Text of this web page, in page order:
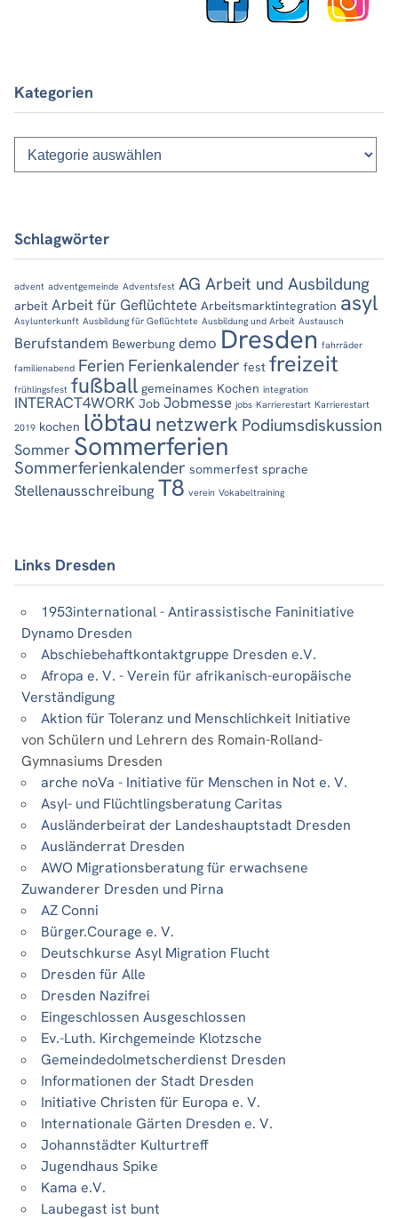
Kategorien
Kategorien
Schlagwörter
advent adventgemeinde Adventsfest AG Arbeit und Ausbildung
arbeit Arbeit für Geflüchtete Arbeitsmarktintegration asyl
Asylunterkunft Ausbildung für Geflüchtete Ausbildung und Arbeit Austausch
Berufstandem Bewerbung demo Dresden fahrräder
familienabend Ferien Ferienkalender fest freizeit
frühlingsfest fußball gemeinames Kochen integration
INTERACT4WORK Job Jobmesse jobs Karrierestart Karrierestart
2019 kochen löbtau netzwerk Podiumsdiskussion
Sommer Sommerferien
Sommerferienkalender sommerfest sprache
Stellenausschreibung T8 verein Vokabeltraining
Links Dresden
1953international - Antirassistische Faninitiative
Dynamo Dresden
Abschiebehaftkontaktgruppe Dresden e.V.
Afropa e. V. - Verein für afrikanisch-europäische
Verständigung
Aktion für Toleranz und Menschlichkeit Initiative
von Schülern und Lehrern des Romain-Rolland-
Gymnasiums Dresden
arche noVa - Initiative für Menschen in Not e. V.
Asyl- und Flüchtlingsberatung Caritas
Ausländerbeirat der Landeshauptstadt Dresden
Ausländerrat Dresden
AWO Migrationsberatung für erwachsene
Zuwanderer Dresden und Pirna
AZ Conni
Bürger.Courage e. V.
Deutschkurse Asyl Migration Flucht
Dresden für Alle
Dresden Nazifrei
Eingeschlossen Ausgeschlossen
Ev.-Luth. Kirchgemeinde Klotzsche
Gemeindedolmetscherdienst Dresden
Informationen der Stadt Dresden
Initiative Christen für Europa e. V.
Internationale Gärten Dresden e. V.
Johannstädter Kulturtreff
Jugendhaus Spike
Kama e.V.
Laubegast ist bunt